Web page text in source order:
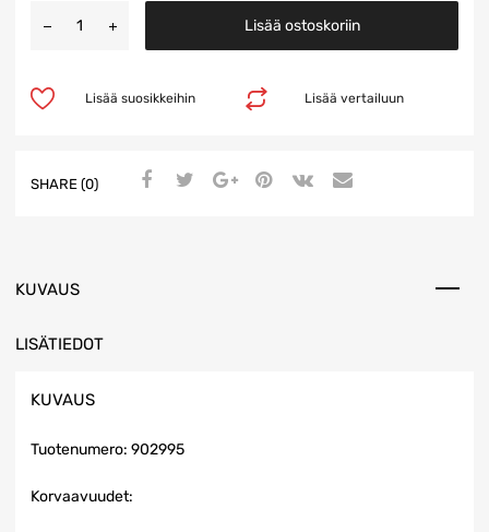
Lisää ostoskoriin
Lisää vertailuun
Lisää suosikkeihin
SHARE (0)
KUVAUS
LISÄTIEDOT
KUVAUS
Tuotenumero: 902995
Korvaavuudet: